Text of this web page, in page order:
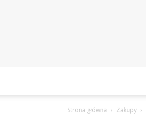
Strona główna Zakupy